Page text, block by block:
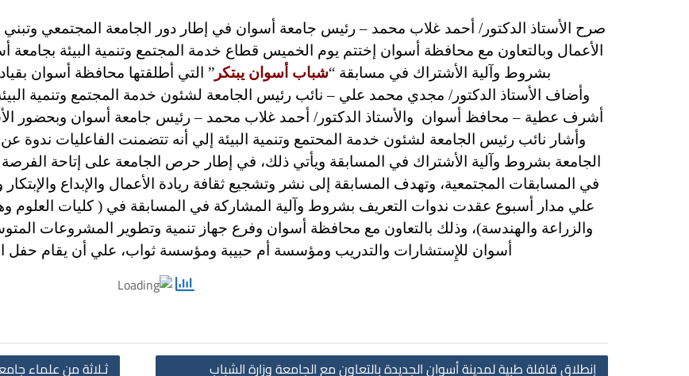
صرح الأستاذ الدكتور/ أحمد غلاب محمد – رئيس جامعة أسوان في إطار دور الجامعة المجتمعي وتبني
الأعمال وبالتعاون مع محافظة أسوان إختتم يوم الخميس قطاع خدمة المجتمع وتنمية البيئة بجامعة
بشروط وآلية الأشتراك في مسابقة “شباب أسوان يبتكر” التي أطلقتها محافظة أسوان
وأضاف الأستاذ الدكتور/ مجدي محمد علي – نائب رئيس الجامعة لشئون خدمة المجتمع وتنمية
أشرف عطية – محافظ أسوان والأستاذ الدكتور/ أحمد غلاب محمد – رئيس جامعة أسوان وبحضور
وأشار نائب رئيس الجامعة لشئون خدمة المحتمع وتنمية البيئة إلي أنه تتضمنت الفاعليات ندوة
الجامعة بشروط وآلية الأشتراك في المسابقة ويأتي ذلك، في إطار حرص الجامعة على إتاحة الفرصة
في المسابقات المجتمعية، وتهدف المسابقة إلى نشر وتشجيع ثقافة ريادة الأعمال والإبداع
علي مدار أسبوع عقدت ندوات التعريف بشروط وآلية المشاركة في المسابقة في ( كليات
والزراعة والهندسة)، وذلك بالتعاون مع محافظة أسوان وفرع جهاز تنمية وتطوير المشروعات
أسوان للإِستشارات والتدريب ومؤسسة أم حبيبة ومؤسسة ثواب، علي أن يقام حفل
ثـلاثة من علماء جامعة إنطلاق قافلة طبية لمدينة أسوان الجديدة بالتعاون مع الجامعة وزارة الشباب